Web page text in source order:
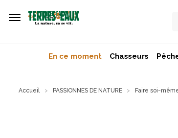
En ce moment Chasseurs
Accueil PASSIONNES DE NATURE Faire soi-